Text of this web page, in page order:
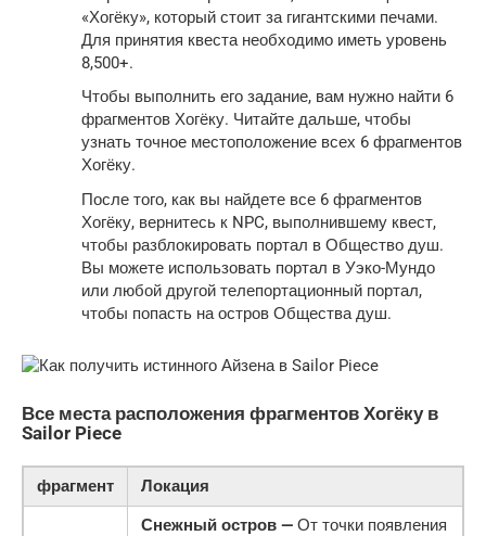
«Хогёку», который стоит за гигантскими печами.
Для принятия квеста необходимо иметь уровень
8,500+.
Чтобы выполнить его задание, вам нужно найти 6
фрагментов Хогёку. Читайте дальше, чтобы
узнать точное местоположение всех 6 фрагментов
Хогёку.
После того, как вы найдете все 6 фрагментов
Хогёку, вернитесь к NPC, выполнившему квест,
чтобы разблокировать портал в Общество душ.
Вы можете использовать портал в Уэко-Мундо
или любой другой телепортационный портал,
чтобы попасть на остров Общества душ.
Все места расположения фрагментов Хогёку в
Sailor Piece
фрагмент Локация
Снежный остров — От точки появления